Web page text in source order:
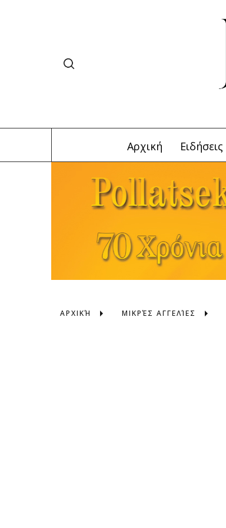
Αρχική Ειδήσεις
ΑΡΧΙΚΉ ΜΙΚΡΈΣ ΑΓΓΕΛΊΕΣ